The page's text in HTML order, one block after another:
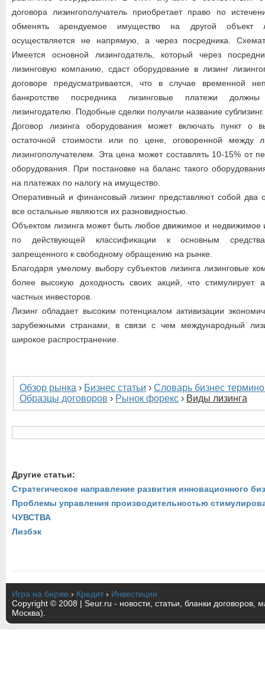
договора лизингополучатель приобретает право по
обменять арендуемое имущество на другой объект
осуществляется не напрямую, а через посредника.
Имеется основной лизингодатель, который через
лизинговую компанию, сдаст оборудование в лизинг
договоре предусматривается, что в случае временной
банкротстве посредника лизинговые платежи должны
лизингодателю. Подобные сделки получили название сублизинг.
Договор лизинга оборудования может включать пункт о
остаточной стоимости или по цене, оговоренной между
лизингополучателем. Эта цена может составлять 10-15% от
оборудования. При постановке на баланс такого
на платежах по налогу на имущество.
Оперативный и финансовый лизинг представляют собой два
все остальные являются их разновидностью.
Объектом лизинга может быть любое движимое и недвижимое
по действующей классификации к основным
запрещенного к свободному обращению на рынке.
Благодаря умелому выбору субъектов лизинга лизинговые
более высокую доходность своих акций, что стимулирует
частных инвесторов.
Лизинг обладает высоким потенциалом активизации
зарубежными странами, в связи с чем международный
широкое распространение.
Обзор рынка › Бизнес статьи › Словарь бизнес
Образцы договоров › Рынок форекс › Виды лизинга
Другие статьи:
Стратегическое направление развития инновационного
Проблемы управления производительностью
ЧУВСТВА
Лизбэк
Игра на бирже › Кредит › Инвестиции
Copyright © 2008 | Seur.ru - новости, статьи, бланки договоров,
Москва).